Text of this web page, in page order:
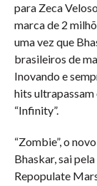
para Zeca
marca de 2
uma vez que
brasileiros de
Inovando e
hits ultrapassam
“Infinity”.
“Zombie”, o
Bhaskar, sai
Repopulate